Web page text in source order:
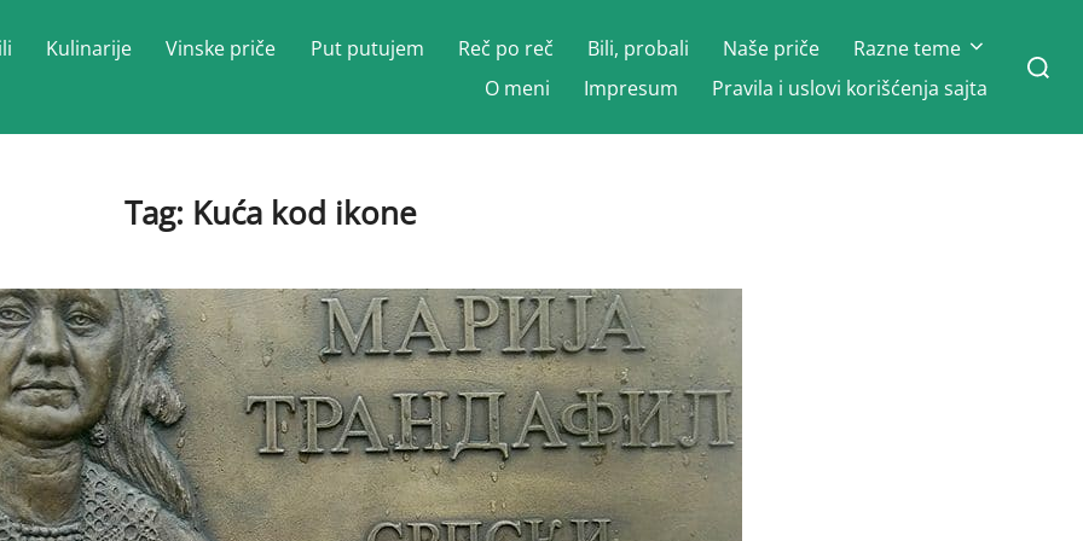
Kulinarije Vinske priče Put putujem Reč po reč Bili, probali Naše priče
Razne teme
O meni
Impresum Pravila i uslovi korišćenja sajta
Search
for:
Tag: Kuća kod ikone